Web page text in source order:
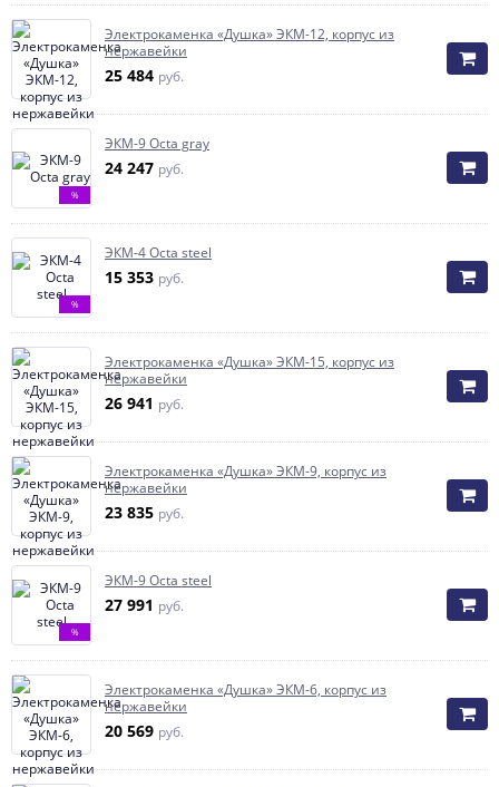
Электрокаменка «Душка» ЭКМ-12, корпус из
нержавейки
25 484 руб.
%
ЭКМ-9 Octa gray
24 247 руб.
%
ЭКМ-4 Octa steel
15 353 руб.
Электрокаменка «Душка» ЭКМ-15, корпус из
нержавейки
26 941 руб.
Электрокаменка «Душка» ЭКМ-9, корпус из
нержавейки
23 835 руб.
%
ЭКМ-9 Octa steel
27 991 руб.
Электрокаменка «Душка» ЭКМ-6, корпус из
нержавейки
20 569 руб.